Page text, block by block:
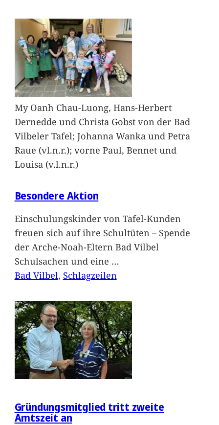
My Oanh Chau-Luong, Hans-Herbert
Dernedde und Christa Gobst von der Bad
Vilbeler Tafel; Johanna Wanka und Petra
Raue (vl.n.r.); vorne Paul, Bennet und
Louisa (v.l.n.r.)
Besondere Aktion
Einschulungskinder von Tafel-Kunden
freuen sich auf ihre Schultüten – Spende
der Arche-Noah-Eltern Bad Vilbel
Schulsachen und eine …
Bad Vilbel, Schlagzeilen
Gründungsmitglied tritt zweite
Amtszeit an